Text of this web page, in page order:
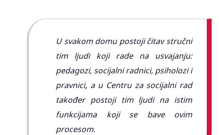
U svakom domu postoji čitav stručni
tim ljudi koji rade na usvajanju:
pedagozi, socijalni radnici, psiholozi i
pravnici, a u Centru za socijalni rad
također postoji tim ljudi na istim
funkcijama koji se bave ovim
procesom.